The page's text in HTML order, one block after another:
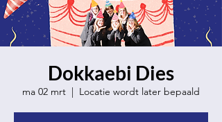
Dokkaebi Dies
ma 02 mrt
  |
Locatie wordt later bepaald